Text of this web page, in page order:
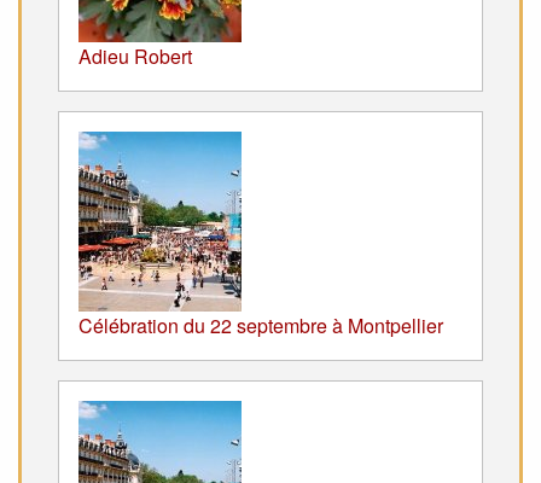
Adieu Robert
Célébration du 22 septembre à Montpellier